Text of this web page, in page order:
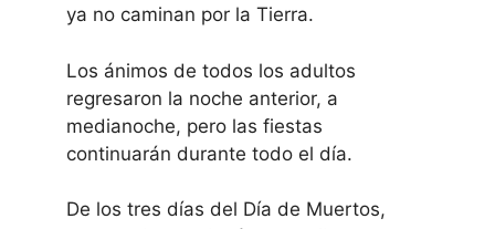
ya no caminan por la Tierra.
Los ánimos de todos los adultos
regresaron la noche anterior, a
medianoche, pero las fiestas
continuarán durante todo el día.
De los tres días del Día de Muertos,